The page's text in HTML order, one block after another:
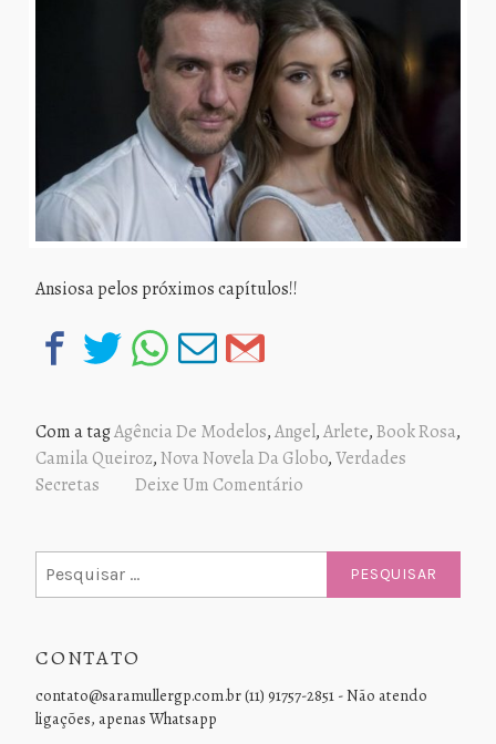
Ansiosa pelos próximos capítulos!!
Com a tagAgência De Modelos,Angel,Arlete,Book Rosa,
Camila Queiroz,Nova Novela Da Globo,Verdades
Secretas
Deixe Um Comentário
por:
CONTATO
contato@saramullergp.com.br (11) 91757-2851 - Não atendo
ligações, apenas Whatsapp